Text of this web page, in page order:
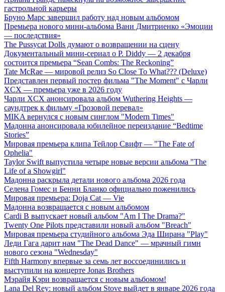
гастрольной карьеры
Бруно Марс завершил работу над новым альбомом
Премьера нового мини-альбома Вани Дмитриенко «Эмоции
— последствия»
The Pussycat Dolls думают о возвращении на сцену
Документальный мини-сериал о P. Diddy — 2 декабря
состоится премьера “Sean Combs: The Reckoning”
Tate McRae — мировой релиз So Close To What??? (Deluxe)
Представлен первый постер фильма "The Moment" с Чарли
XCX — премьера уже в 2026 году
Чарли XCX анонсировала альбом Wuthering Heights —
саундтрек к фильму «Грозовой перевал»
MIKA вернулся с новым синглом "Modern Times"
Мадонна анонсировала юбилейное переиздание “Bedtime
Stories”
Мировая премьера клипа Тейлор Свифт — "The Fate of
Ophelia"
Taylor Swift выпустила четыре новые версии альбома "The
Life of a Showgirl"
Мадонна раскрыла детали нового альбома 2026 года
Селена Гомес и Бенни Бланко официально поженились
Мировая премьера: Doja Cat — Vie
Мадонна возвращается с новым альбомом
Cardi B выпускает новый альбом "Am I The Drama?"
Twenty One Pilots представили новый альбом "Breach"
Мировая премьера студийного альбома Эда Ширана "Play"
Леди Гага дарит нам "The Dead Dance" — мрачный гимн
нового сезона "Wednesday"
Fifth Harmony впервые за семь лет воссоединились и
выступили на концерте Jonas Brothers
Мэрайя Кэри возвращается с новым альбомом!
Lana Del Rey: новый альбом Stove выйдет в январе 2026 года